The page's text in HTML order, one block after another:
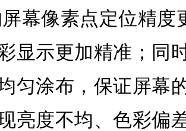
幕像素点定位精
显示更加精准；同
匀涂布，保证屏幕
亮度不均、色彩偏